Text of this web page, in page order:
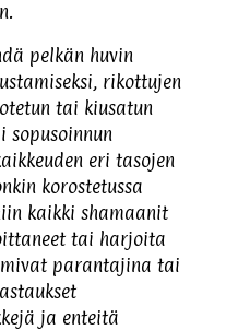
pelkän huvin
rikottujen
tai kiusatun
sopusoinnun
eri tasojen
korostetussa
kaikki shamaanit
tai harjoita
parantajina tai
ja enteitä